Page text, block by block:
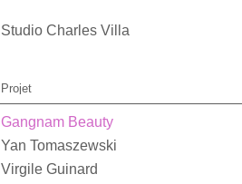
Studio Charles Villa
Projet
Gangnam Beauty
Yan Tomaszewski
Virgile Guinard